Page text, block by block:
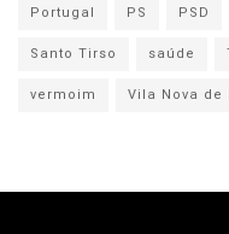
Portugal
PS PSD
Santo Tirso
saúde
vermoim
Vila Nova de